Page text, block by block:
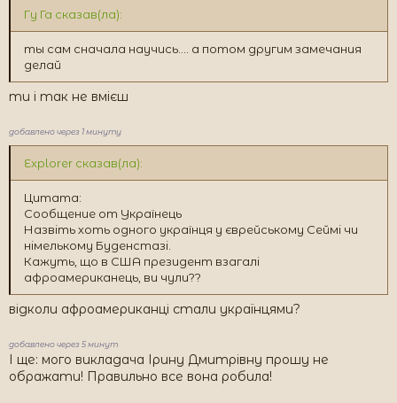
Гу Га сказав(ла):
ты сам сначала научись.... а потом другим замечания
делай
ти і так не вмієш
добавлено через 1 минуту
Explorer сказав(ла):
Цитата:
Сообщение от Українець
Назвіть хоть одного українця у єврейському Сеймі чи
німелькому Буденстазі.
Кажуть, що в США президент взагалі
афроамериканець, ви чули??
відколи афроамериканці стали українцями?
добавлено через 5 минут
І ще: мого викладача Ірину Дмитрівну прошу не
ображати! Правильно все вона робила!